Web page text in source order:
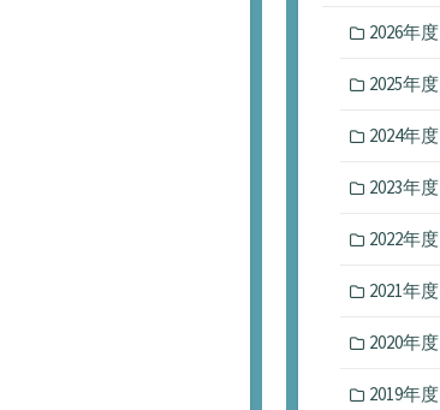
2026年度
2025年度
2024年度
2023年度
2022年度
2021年度
2020年度
2019年度